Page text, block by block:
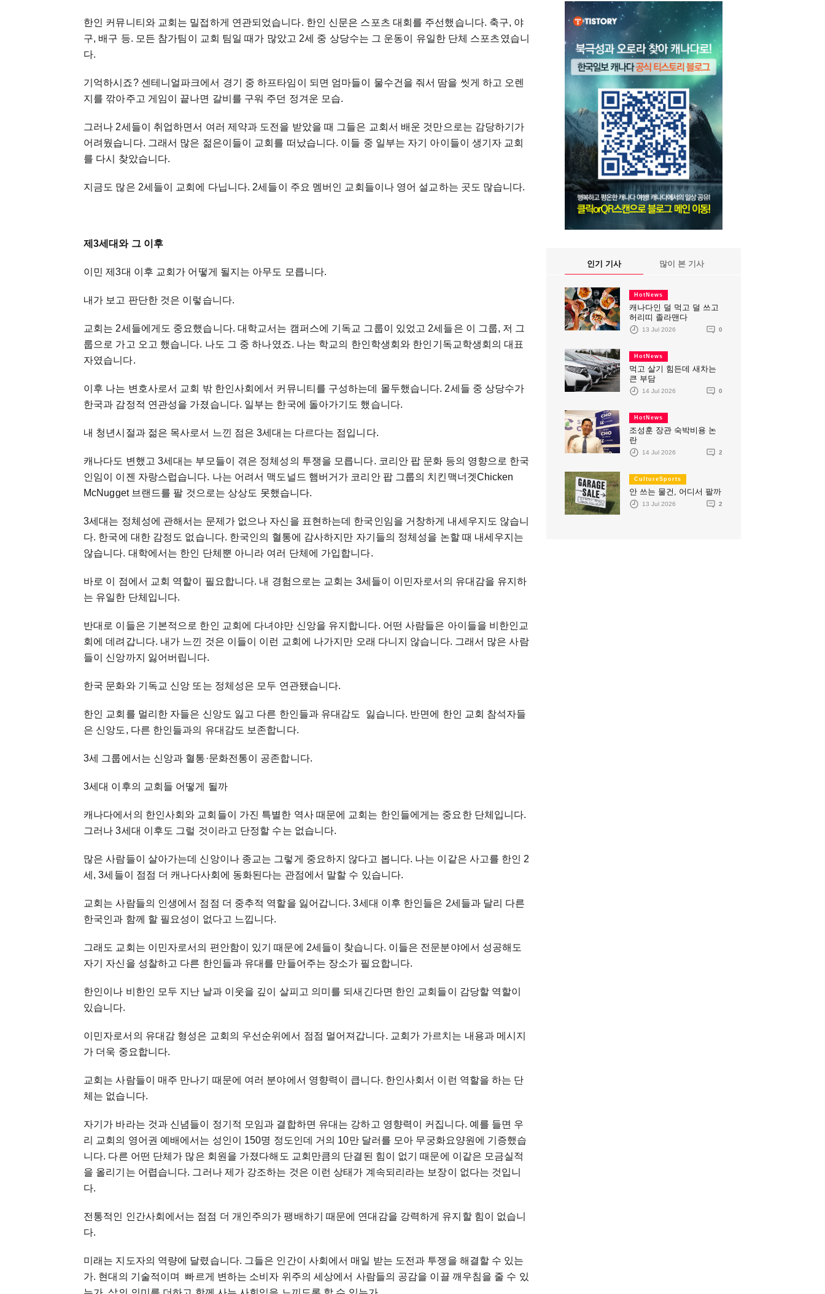
한인 커뮤니티와 교회는 밀접하게 연관되었습니다. 한인 신문은 스포츠 대회를 주선했습니다. 축구, 야
구, 배구 등. 모든 참가팀이 교회 팀일 때가 많았고 2세 중 상당수는 그 운동이 유일한 단체 스포츠였습니
다.
기억하시죠? 센테니얼파크에서 경기 중 하프타임이 되면 엄마들이 물수건을 줘서 땀을 씻게 하고 오렌
지를 깎아주고 게임이 끝나면 갈비를 구워 주던 정겨운 모습.
그러나 2세들이 취업하면서 여러 제약과 도전을 받았을 때 그들은 교회서 배운 것만으로는 감당하기가
어려웠습니다. 그래서 많은 젊은이들이 교회를 떠났습니다. 이들 중 일부는 자기 아이들이 생기자 교회
를 다시 찾았습니다.
지금도 많은 2세들이 교회에 다닙니다. 2세들이 주요 멤버인 교회들이나 영어 설교하는 곳도 많습니다.
제3세대와 그 이후
이민 제3대 이후 교회가 어떻게 될지는 아무도 모릅니다.
내가 보고 판단한 것은 이렇습니다.
교회는 2세들에게도 중요했습니다. 대학교서는 캠퍼스에 기독교 그룹이 있었고 2세들은 이 그룹, 저 그
룹으로 가고 오고 했습니다. 나도 그 중 하나였죠. 나는 학교의 한인학생회와 한인기독교학생회의 대표
자였습니다.
이후 나는 변호사로서 교회 밖 한인사회에서 커뮤니티를 구성하는데 몰두했습니다. 2세들 중 상당수가
한국과 감정적 연관성을 가졌습니다. 일부는 한국에 돌아가기도 했습니다.
내 청년시절과 젊은 목사로서 느낀 점은 3세대는 다르다는 점입니다.
캐나다도 변했고 3세대는 부모들이 겪은 정체성의 투쟁을 모릅니다. 코리안 팝 문화 등의 영향으로 한국
인임이 이젠 자랑스럽습니다. 나는 어려서 맥도널드 햄버거가 코리안 팝 그룹의 치킨맥너겟Chicken
McNugget 브랜드를 팔 것으로는 상상도 못했습니다.
3세대는 정체성에 관해서는 문제가 없으나 자신을 표현하는데 한국인임을 거창하게 내세우지도 않습니
다. 한국에 대한 감정도 없습니다. 한국인의 혈통에 감사하지만 자기들의 정체성을 논할 때 내세우지는
않습니다. 대학에서는 한인 단체뿐 아니라 여러 단체에 가입합니다.
바로 이 점에서 교회 역할이 필요합니다. 내 경험으로는 교회는 3세들이 이민자로서의 유대감을 유지하
는 유일한 단체입니다.
반대로 이들은 기본적으로 한인 교회에 다녀야만 신앙을 유지합니다. 어떤 사람들은 아이들을 비한인교
회에 데려갑니다. 내가 느낀 것은 이들이 이런 교회에 나가지만 오래 다니지 않습니다. 그래서 많은 사람
들이 신앙까지 잃어버립니다.
한국 문화와 기독교 신앙 또는 정체성은 모두 연관됐습니다.
한인 교회를 멀리한 자들은 신앙도 잃고 다른 한인들과 유대감도 잃습니다. 반면에 한인 교회 참석자들
은 신앙도, 다른 한인들과의 유대감도 보존합니다.
3세 그룹에서는 신앙과 혈통 ·문화전통이 공존합니다.
3세대 이후의 교회들 어떻게 될까
캐나다에서의 한인사회와 교회들이 가진 특별한 역사 때문에 교회는 한인들에게는 중요한 단체입니다.
그러나 3세대 이후도 그럴 것이라고 단정할 수는 없습니다.
많은 사람들이 살아가는데 신앙이나 종교는 그렇게 중요하지 않다고 봅니다. 나는 이같은 사고를 한인 2
세, 3세들이 점점 더 캐나다사회에 동화된다는 관점에서 말할 수 있습니다.
교회는 사람들의 인생에서 점점 더 중추적 역할을 잃어갑니다. 3세대 이후 한인들은 2세들과 달리 다른
한국인과 함께 할 필요성이 없다고 느낍니다.
그래도 교회는 이민자로서의 편안함이 있기 때문에 2세들이 찾습니다. 이들은 전문분야에서 성공해도
자기 자신을 성찰하고 다른 한인들과 유대를 만들어주는 장소가 필요합니다.
한인이나 비한인 모두 지난 날과 이웃을 깊이 살피고 의미를 되새긴다면 한인 교회들이 감당할 역할이
있습니다.
이민자로서의 유대감 형성은 교회의 우선순위에서 점점 멀어져갑니다. 교회가 가르치는 내용과 메시지
가 더욱 중요합니다.
교회는 사람들이 매주 만나기 때문에 여러 분야에서 영향력이 큽니다. 한인사회서 이런 역할을 하는 단
체는 없습니다.
자기가 바라는 것과 신념들이 정기적 모임과 결합하면 유대는 강하고 영향력이 커집니다. 예를 들면 우
리 교회의 영어권 예배에서는 성인이 150명 정도인데 거의 10만 달러를 모아 무궁화요양원에 기증했습
니다. 다른 어떤 단체가 많은 회원을 가졌다해도 교회만큼의 단결된 힘이 없기 때문에 이같은 모금실적
을 올리기는 어렵습니다. 그러나 제가 강조하는 것은 이런 상태가 계속되리라는 보장이 없다는 것입니
다.
전통적인 인간사회에서는 점점 더 개인주의가 팽배하기 때문에 연대감을 강력하게 유지할 힘이 없습니
다.
미래는 지도자의 역량에 달렸습니다. 그들은 인간이 사회에서 매일 받는 도전과 투쟁을 해결할 수 있는
가. 현대의 기술적이며 빠르게 변하는 소비자 위주의 세상에서 사람들의 공감을 이끌 깨우침을 줄 수 있
인기 기사 많이 본 기사
HotNews
캐나다인 덜 먹고 덜 쓰고
허리띠 졸라맨다
13 Jul 2026 0
HotNews
먹고 살기 힘든데 새차는
큰 부담
14 Jul 2026 0
HotNews
조성훈 장관 숙박비용 논
란
14 Jul 2026 2
CultureSports
안 쓰는 물건, 어디서 팔까
13 Jul 2026 2